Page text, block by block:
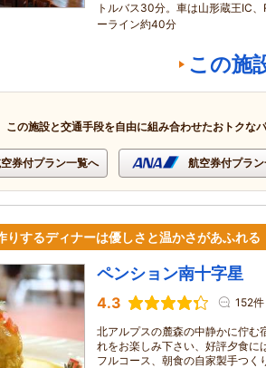
トルバス30分。車は山形蔵王IC
ーライン約40分
この施
この施設と交通手段を自由に組み合わせたおトクな
券付プラン一覧へ 航空券付プラ
りするディナーは優しさと温かさがあふれる
ペンション南十字星
4.3 152件
北アルプスの麓森の中静かに佇む
れをお楽しみ下さい、好評夕食に
フルコース、朝食の自家製手つく